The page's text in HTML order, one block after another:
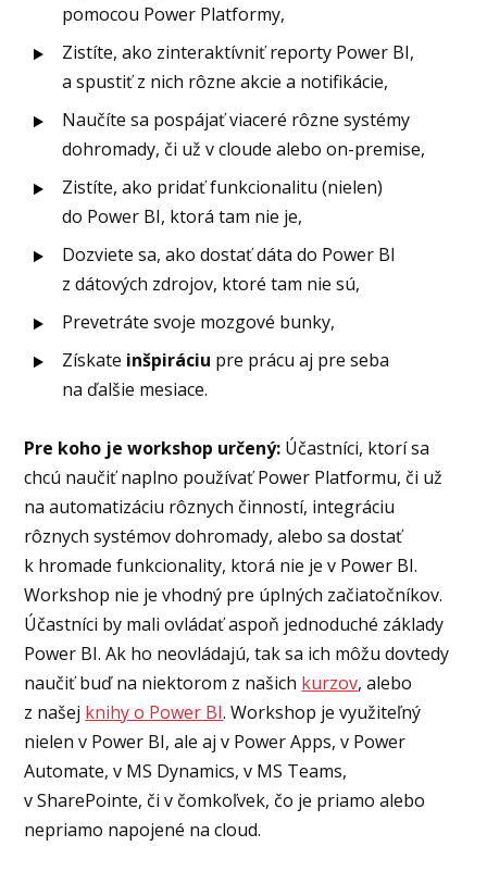
pomocou Power Platformy,
Zistíte, ako zinteraktívniť reporty Power BI,
a spustiť z nich rôzne akcie a notifikácie,
Naučíte sa pospájať viaceré rôzne systémy
dohromady, či už v cloude alebo on-premise,
Zistíte, ako pridať funkcionalitu (nielen)
do Power BI, ktorá tam nie je,
Dozviete sa, ako dostať dáta do Power BI
z dátových zdrojov, ktoré tam nie sú,
Prevetráte svoje mozgové bunky,
Získate inšpiráciu pre prácu aj pre seba
na ďalšie mesiace.
Pre koho je workshop určený: Účastníci, ktorí sa
chcú naučiť naplno používať Power Platformu, či už
na automatizáciu rôznych činností, integráciu
rôznych systémov dohromady, alebo sa dostať
k hromade funkcionality, ktorá nie je v Power BI.
Workshop nie je vhodný pre úplných začiatočníkov.
Účastníci by mali ovládať aspoň jednoduché základy
Power BI. Ak ho neovládajú, tak sa ich môžu dovtedy
naučiť buď na niektorom z našich kurzov, alebo
z našej knihy o Power BI. Workshop je využiteľný
nielen v Power BI, ale aj v Power Apps, v Power
Automate, v MS Dynamics, v MS Teams,
v SharePointe, či v čomkoľvek, čo je priamo alebo
nepriamo napojené na cloud.